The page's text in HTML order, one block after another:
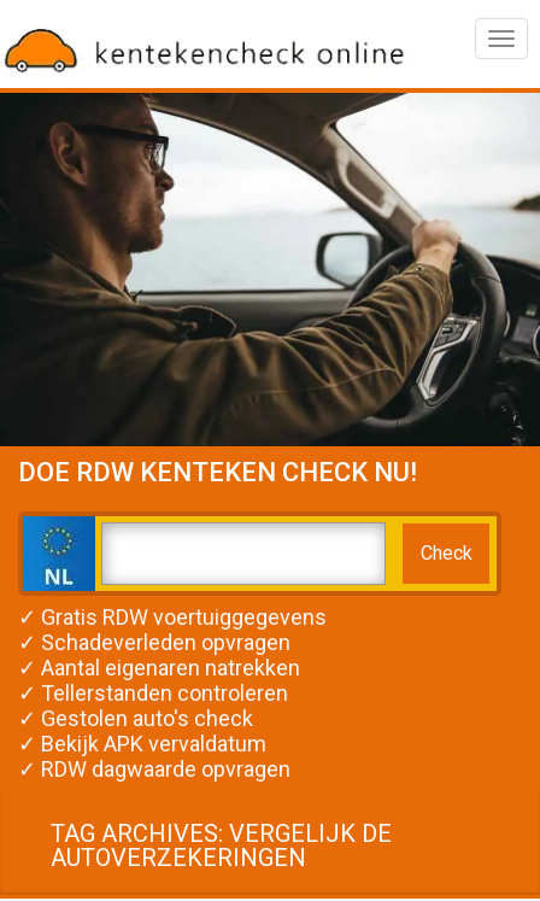
DOE RDW KENTEKEN CHECK NU!
✓ Gratis RDW voertuiggegevens
✓ Schadeverleden opvragen
✓ Aantal eigenaren natrekken
✓ Tellerstanden controleren
✓ Gestolen auto's check
✓ Bekijk APK vervaldatum
✓ RDW dagwaarde opvragen
TAG ARCHIVES: VERGELIJK DE
AUTOVERZEKERINGEN